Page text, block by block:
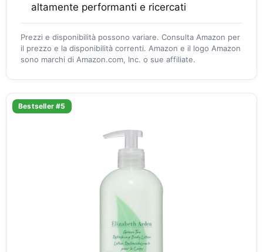
altamente performanti e ricercati
Prezzi e disponibilità possono variare. Consulta Amazon per
il prezzo e la disponibilità correnti. Amazon e il logo Amazon
sono marchi di Amazon.com, Inc. o sue affiliate.
Bestseller #5